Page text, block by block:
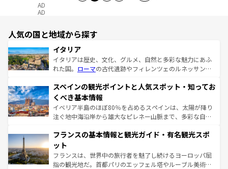
AD
AD
人気の国と地域から探す
イタリア
イタリアは歴史、文化、グルメ、自然と多彩な魅力にあふ
れた国。 ローマの古代遺跡やフィレンツェのルネッサンス
ろん、トスカーナの美しい田園風景やアマルフィ海岸の絶
景など、自然景観も見逃せない。観光の合間には、本場の
ピザやパスタなど、絶品のイタリア料理を堪能することも
できる。朝目覚めてから夜眠るまで、すべての瞬間を楽し
なお、新着のイタリア情報はコンテンツ一覧を参照してほ
しい。
スペインの観光ポイントと人気スポット・知ってお
くべき基本情報
イベリア半島のほぼ80％を占めるスペインは、太陽が降り
注ぐ地中海沿岸から雄大なピレネー山脈まで、多彩な自然
文化が根付くこの国では、情熱的なフラメンコ、熱気あふ
れる闘牛、そして美味しいタパスが生活の一部となってい
る。首都マドリードの洗練された雰囲気や、バルセロナの
アートに溢れた街角から、地方では古代ローマ遺跡や中世
フランスの基本情報と観光ガイド・有名観光スポ
ット
フランスは、世界中の旅行者を魅了し続けるヨーロッパ屈
指の観光地だ。首都パリのエッフェル塔やルーブル美術館